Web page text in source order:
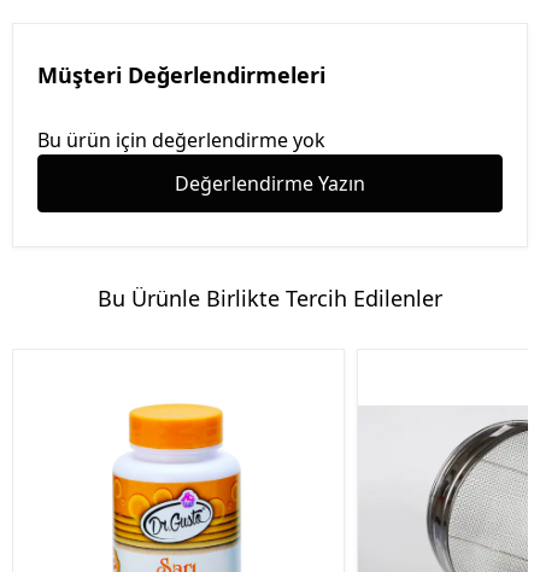
Müşteri Değerlendirmeleri
Bu ürün için değerlendirme yok
Değerlendirme Yazın
Bu Ürünle Birlikte Tercih Edilenler